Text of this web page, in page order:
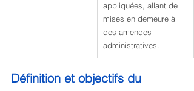
appliquées, allant de
mises en demeure à
des amendes
administratives.
Définition et objectifs du